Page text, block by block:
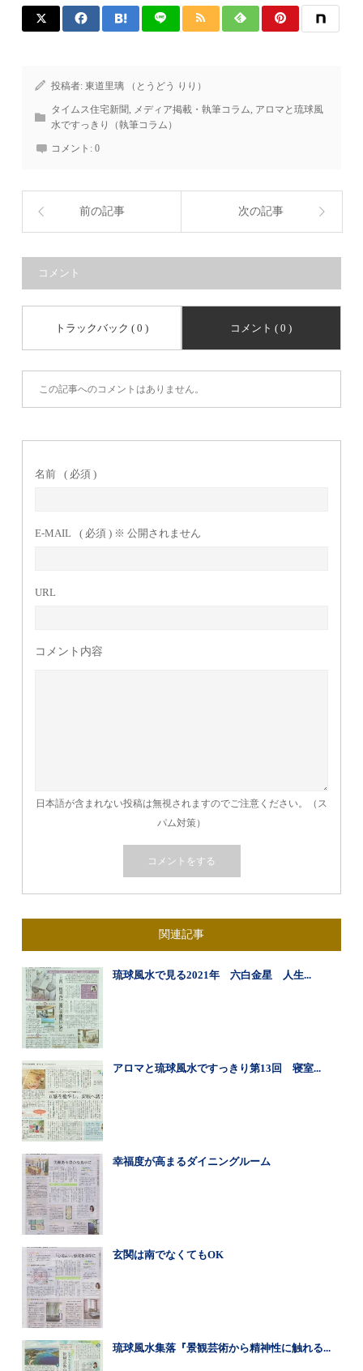
投稿者:東道里璃 （とうどう りり）
タイムス住宅新聞 メディア掲載・執筆コラム アロマと琉球風
水ですっきり（執筆コラム）
コメント:0
前の記事 次の記事
コメント
トラックバック ( 0 ) コメント ( 0 )
この記事へのコメントはありません。
名前 ( 必須 )
E-MAIL ( 必須 ) ※ 公開されません
URL
コメント内容
日本語が含まれない投稿は無視されますのでご注意ください。（ス
パム対策）
関連記事
琉球風水で見る2021年 六白金星 人生...
アロマと琉球風水ですっきり第13回 寝室...
幸福度が高まるダイニングルーム
玄関は南でなくてもOK
琉球風水集落『景観芸術から精神性に触れる...